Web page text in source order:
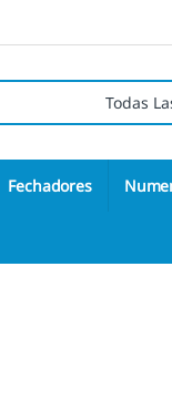
Fechadores